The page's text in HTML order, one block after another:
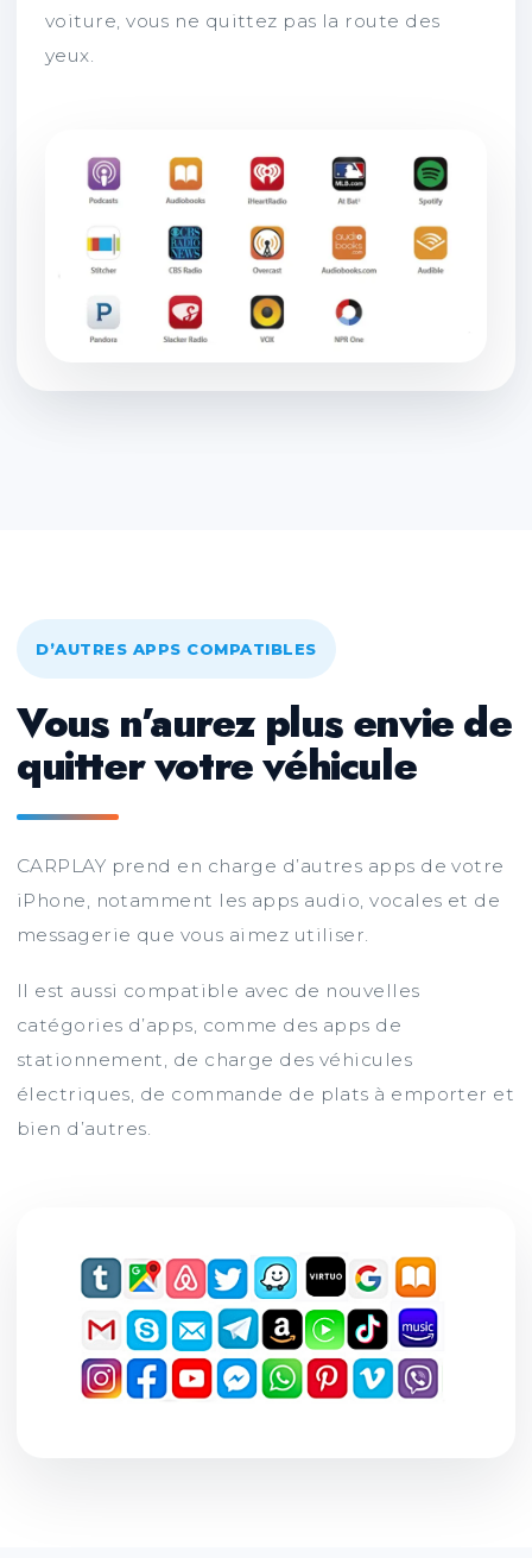
voiture, vous ne quittez pas la route des
yeux.
D’AUTRES APPS COMPATIBLES
Vous n’aurez plus envie de
quitter votre véhicule
CARPLAY prend en charge d’autres apps de votre
iPhone, notamment les apps audio, vocales et de
messagerie que vous aimez utiliser.
Il est aussi compatible avec de nouvelles
catégories d’apps, comme des apps de
stationnement, de charge des véhicules
électriques, de commande de plats à emporter et
bien d’autres.